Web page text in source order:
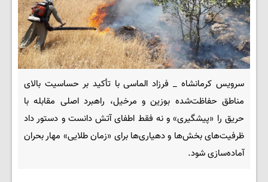
سرویس کرمانشاه _ فرزاد الماسی با تأکید بر حساسیت بالای
مناطق حفاظت‌شده بوزین و مرخیل، راهبرد اصلی مقابله با
حریق را «پیشگیری» و نه فقط اطفای آتش دانست و دستور داد
ظرفیت‌های بخش‌ها و دهیاری‌ها برای «زمان طلایی» مهار بحران
آماده‌سازی شود.